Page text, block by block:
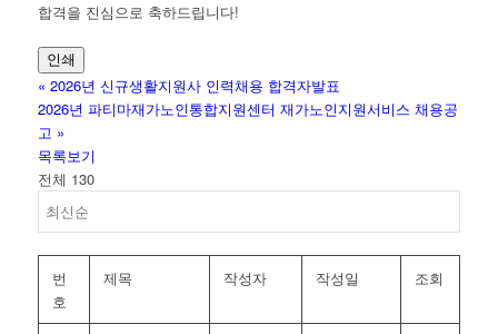
합격을 진심으로 축하드립니다!
인쇄
« 2026년 신규생활지원사 인력채용 합격자발표
2026년 파티마재가노인통합지원센터 재가노인지원서비스 채용공
고 »
목록보기
전체 130
번
호
제목 작성자 작성일 조회